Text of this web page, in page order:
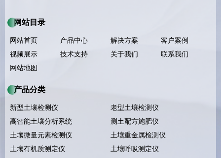
网站目录
网站首页 产品中心 解决方案
客户案例
视频展示
技术支持 关于我们
联系我们
网站地图
产品分类
新型土壤检测仪
老型土壤检测仪
高智能土壤分析系统
测土配方施肥仪
土壤微量元素检测仪
土壤重金属检测仪
土壤有机质测定仪
土壤呼吸测定仪